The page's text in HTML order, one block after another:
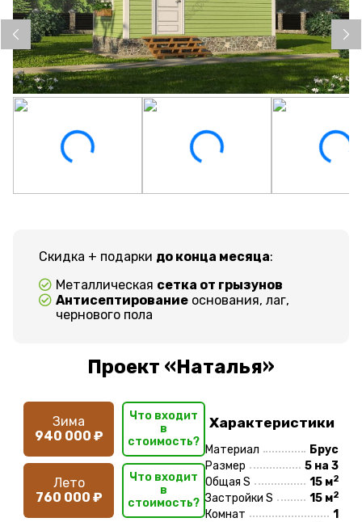
Скидка + подарки до конца месяца:
Металлическая сетка от грызунов
Антисептированиеоснования, лаг,
чернового пола
Проект «Наталья»
Зима
940 000 ₽
Что входит
в
стоимость?
Лето
760 000 ₽
Что входит
в
стоимость?
Характеристики
Материал
Брус
Размер
5 на 3
Общая S
15 м2
Застройки S 15 м2
Комнат
1